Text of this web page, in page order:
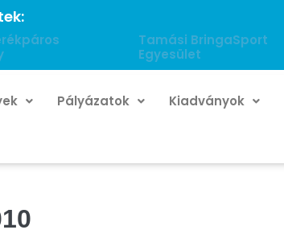
Tamási BringaSport
Egyesület
Pályázatok Kiadványok